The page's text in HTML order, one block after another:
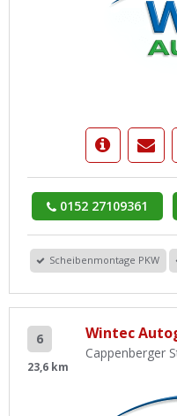
0152 27109361
Scheibenmontage PKW
6
23,6 km
Wintec
Cappenberger